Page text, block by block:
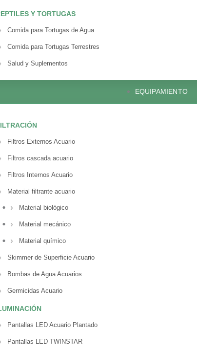
Y TORTUGAS
Comida para Tortugas de Agua
Comida para Tortugas Terrestres
Salud y Suplementos
EQUIPAMIENTO
Filtros Externos Acuario
Filtros cascada acuario
Filtros Internos Acuario
Material filtrante acuario
Material biológico
Material mecánico
Material químico
Skimmer de Superficie Acuario
Bombas de Agua Acuarios
Germicidas Acuario
Pantallas LED Acuario Plantado
Pantallas LED TWINSTAR